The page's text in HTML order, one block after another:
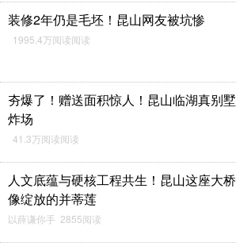
装修2年仍是毛坯！昆山网友被坑惨
1995.4万阅读阅读
夯爆了！赠送面积惊人！昆山临湖真别墅
炸场
41.3万阅读阅读
人文底蕴与硬核工程共生！昆山这座大桥
像绽放的并蒂莲
以薛谦你手 2855阅读